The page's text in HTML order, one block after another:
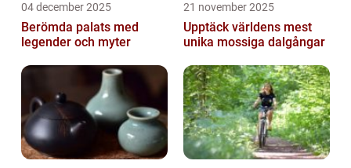
04 december 2025
Berömda palats med
legender och myter
21 november 2025
Upptäck världens mest
unika mossiga dalgångar